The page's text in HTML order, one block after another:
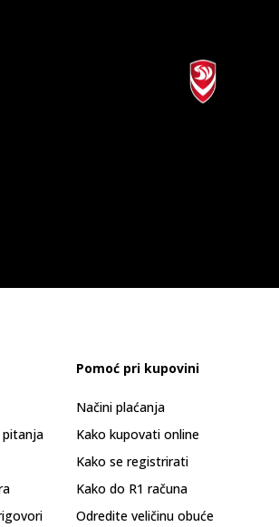
pitanja
Pomoć pri kupovini
Načini plaćanja
Kako kupovati online
Kako se registrirati
Kako do R1 računa
Odredite veličinu obuće